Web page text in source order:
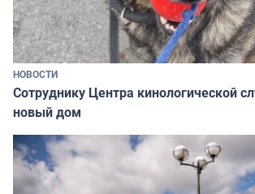
НОВОСТИ
Сотруднику Центра кинологической
новый дом